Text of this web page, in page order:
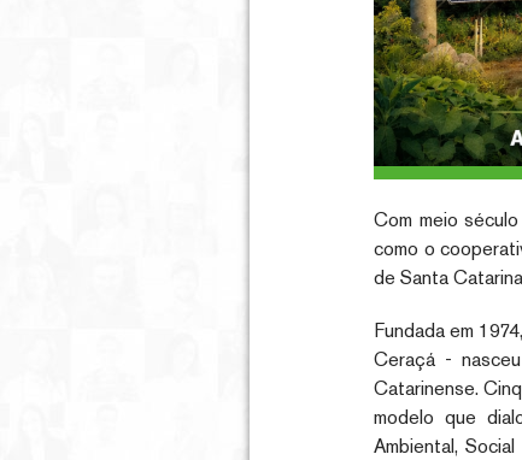
Com meio
como o
de Santa
Fundada em
Ceraçá -
Catarinense.
modelo que
Ambiental,